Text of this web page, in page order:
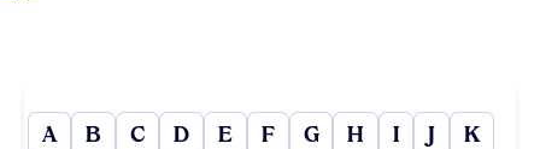
A B C D E F G H I J K